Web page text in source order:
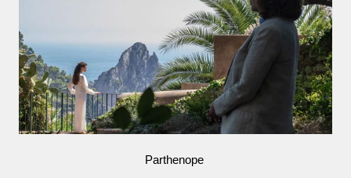
Parthenope